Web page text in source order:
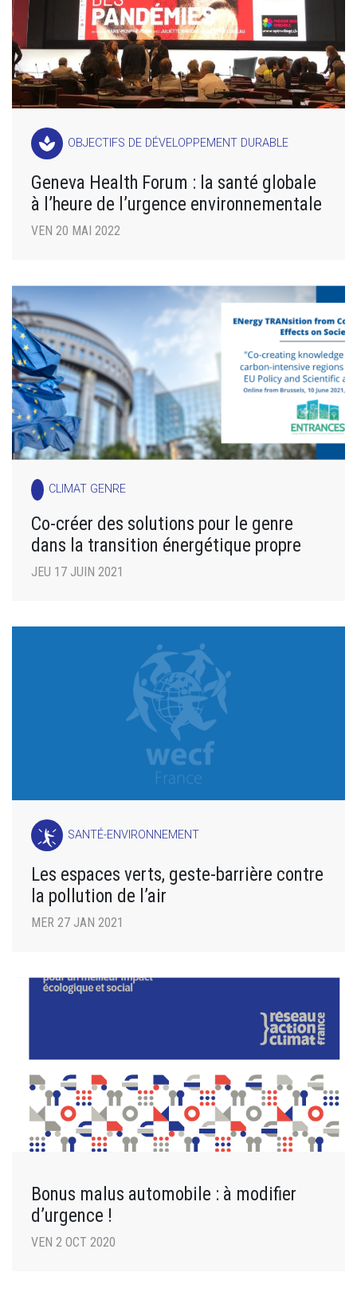
spa OBJECTIFS DE DÉVELOPPEMENT DURABLE
Geneva Health Forum : la santé globale
à l’heure de l’urgence environnementale
VEN 20 MAI 2022
CLIMAT GENRE
Co-créer des solutions pour le genre
dans la transition énergétique propre
JEU 17 JUIN 2021
SANTÉ-ENVIRONNEMENT
Les espaces verts, geste-barrière contre
la pollution de l’air
MER 27 JAN 2021
Bonus malus automobile : à modifier
d’urgence !
VEN 2 OCT 2020